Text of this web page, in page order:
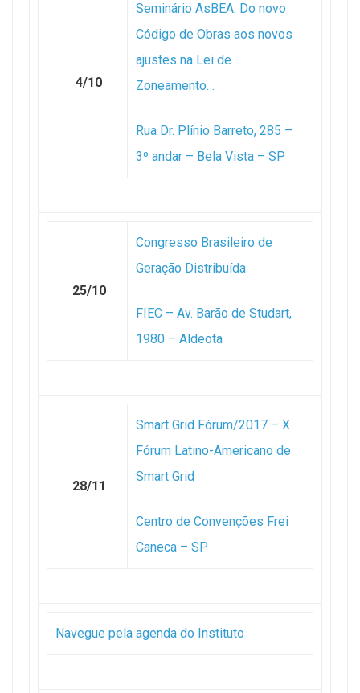
4/10
Seminário AsBEA: Do novo
Código de Obras aos novos
ajustes na Lei de
Zoneamento…
Rua Dr. Plínio Barreto, 285 –
3º andar – Bela Vista – SP
25/10
Congresso Brasileiro de
Geração Distribuída
FIEC – Av. Barão de Studart,
1980 – Aldeota
28/11
Smart Grid Fórum/2017 – X
Fórum Latino-Americano de
Smart Grid
Centro de Convenções Frei
Caneca – SP
Navegue pela agenda do Instituto